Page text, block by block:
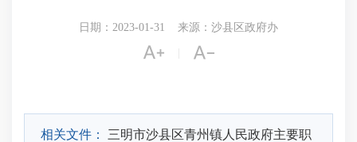
日期：2023-01-31 来源：沙县区政府办
 
相关文件：
三明市沙县区青州镇人民政府主要职